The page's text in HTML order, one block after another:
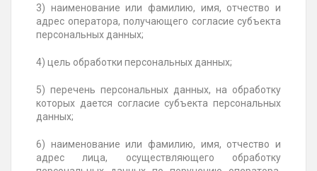
3) наименование или фамилию, имя, отчество и
адрес оператора, получающего согласие субъекта
персональных данных;
4) цель обработки персональных данных;
5) перечень персональных данных, на обработку
которых дается согласие субъекта персональных
данных;
6) наименование или фамилию, имя, отчество и
адрес лица, осуществляющего обработку